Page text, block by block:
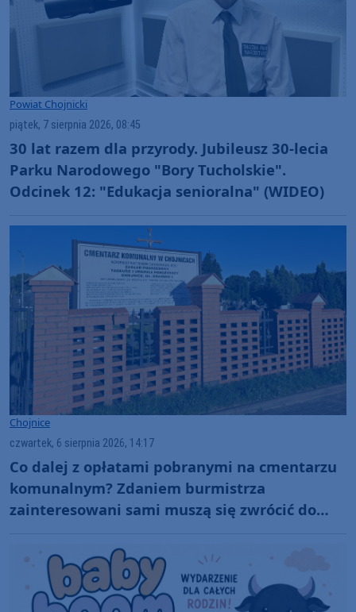
Powiat Chojnicki
piątek, 7 sierpnia 2026, 08:45
30 lat razem dla przyrody. Jubileusz 30-lecia
Parku Narodowego "Bory Tucholskie".
Odcinek 12: "Edukacja senioralna" (WIDEO)
Chojnice
czwartek, 6 sierpnia 2026, 14:17
Co dalej z opłatami pobranymi na cmentarzu
komunalnym? Zdaniem burmistrza
zainteresowani sami muszą się zwrócić do